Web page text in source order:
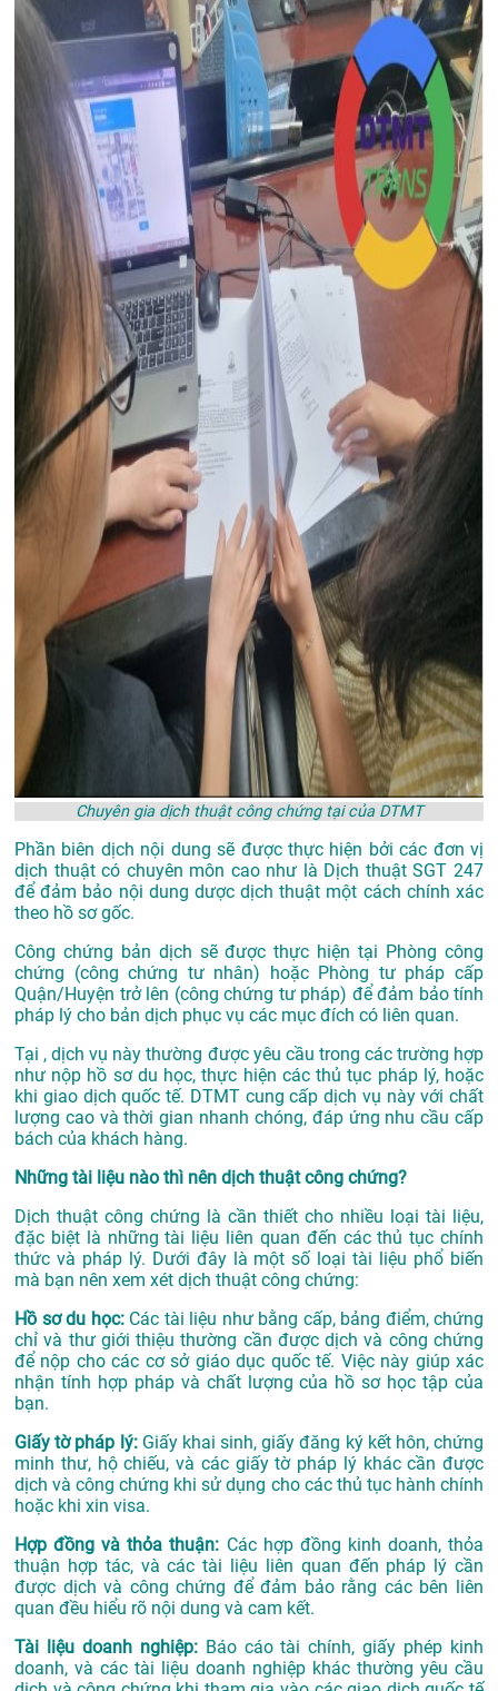
Chuyên gia dịch thuật công chứng tại của DTMT
Phần biên dịch nội dung sẽ được thực hiện bởi các đơn vị
dịch thuật có chuyên môn cao như là Dịch thuật SGT 247
để đảm bảo nội dung dược dịch thuật một cách chính xác
theo hồ sơ gốc.
Công chứng bản dịch sẽ được thực hiện tại Phòng công
chứng (công chứng tư nhân) hoặc Phòng tư pháp cấp
Quận/Huyện trở lên (công chứng tư pháp) để đảm bảo tính
pháp lý cho bản dịch phục vụ các mục đích có liên quan.
Tại , dịch vụ này thường được yêu cầu trong các trường hợp
như nộp hồ sơ du học, thực hiện các thủ tục pháp lý, hoặc
khi giao dịch quốc tế. DTMT cung cấp dịch vụ này với chất
lượng cao và thời gian nhanh chóng, đáp ứng nhu cầu cấp
bách của khách hàng.
Những tài liệu nào thì nên dịch thuật công chứng?
Dịch thuật công chứng là cần thiết cho nhiều loại tài liệu,
đặc biệt là những tài liệu liên quan đến các thủ tục chính
thức và pháp lý. Dưới đây là một số loại tài liệu phổ biến
mà bạn nên xem xét dịch thuật công chứng:
Hồ sơ du học:Các tài liệu như bằng cấp, bảng điểm, chứng
chỉ và thư giới thiệu thường cần được dịch và công chứng
để nộp cho các cơ sở giáo dục quốc tế. Việc này giúp xác
nhận tính hợp pháp và chất lượng của hồ sơ học tập của
bạn.
Giấy tờ pháp lý:Giấy khai sinh, giấy đăng ký kết hôn, chứng
minh thư, hộ chiếu, và các giấy tờ pháp lý khác cần được
dịch và công chứng khi sử dụng cho các thủ tục hành chính
hoặc khi xin visa.
Hợp đồng và thỏa thuận: Các hợp đồng kinh doanh, thỏa
thuận hợp tác, và các tài liệu liên quan đến pháp lý cần
được dịch và công chứng để đảm bảo rằng các bên liên
quan đều hiểu rõ nội dung và cam kết.
Tài liệu doanh nghiệp:Báo cáo tài chính, giấy phép kinh
doanh, và các tài liệu doanh nghiệp khác thường yêu cầu